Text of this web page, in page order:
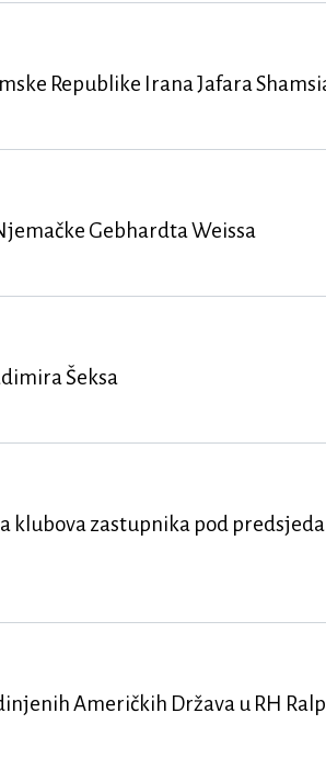
Republike Irana Jafara
Gebhardta Weissa
Šeksa
klubova zastupnika pod
Američkih Država u RH